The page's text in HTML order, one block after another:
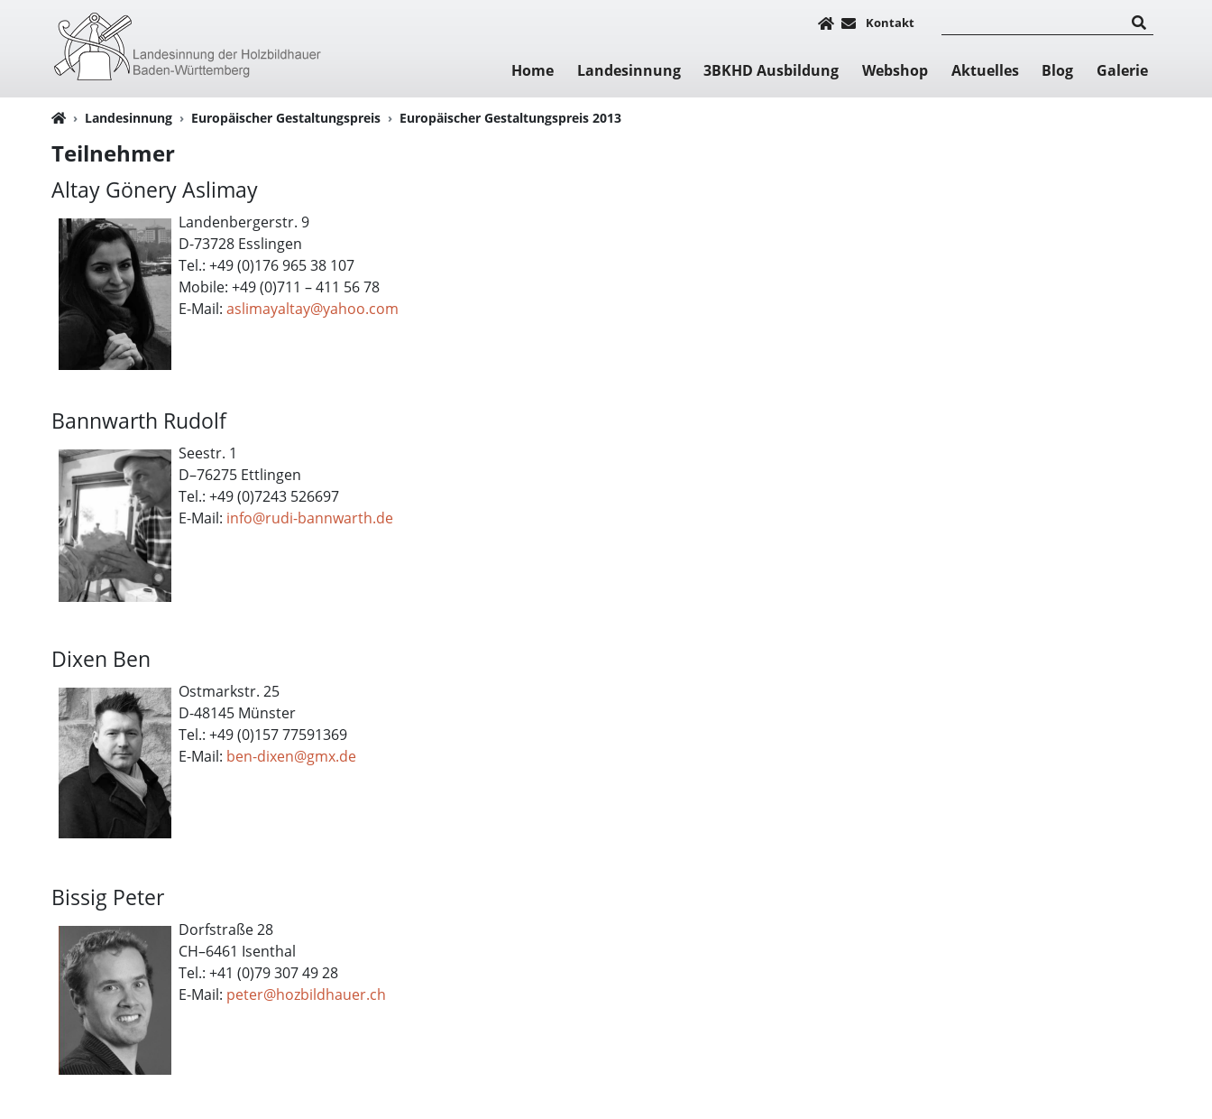
Kontakt
Home Landesinnung 3BKHD Ausbildung Webshop Aktuelles Blog Galerie
Landesinnung Europäischer Gestaltungspreis Europäischer Gestaltungspreis 2013
Teilnehmer
Altay Gönery Aslimay
Landenbergerstr. 9
D-73728 Esslingen
Tel.: +49 (0)176 965 38 107
Mobile: +49 (0)711 – 411 56 78
E-Mail: aslimayaltay@yahoo.com
Bannwarth Rudolf
Seestr. 1
D–76275 Ettlingen
Tel.: +49 (0)7243 526697
E-Mail: info@rudi-bannwarth.de
Dixen Ben
Ostmarkstr. 25
D-48145 Münster
Tel.: +49 (0)157 77591369
E-Mail: ben-dixen@gmx.de
Bissig Peter
Dorfstraße 28
CH–6461 Isenthal
Tel.: +41 (0)79 307 49 28
E-Mail: peter@hozbildhauer.ch